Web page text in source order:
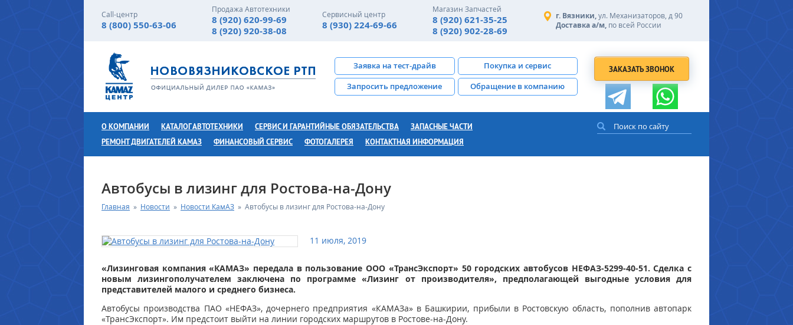
Call-центр
8 (800) 550-63-06
Продажа Автотехники
8 (920) 620-99-69
8 (920) 920-38-08
Сервисный центр
8 (930) 224-69-66
Магазин Запчастей
8 (920) 621-35-25
8 (920) 902-28-69
г. Вязники,ул. Механизаторов, д 90
Доставка а/м, по всей России
ЗАКАЗАТЬ ЗВОНОК
Заявка на тест-драйв
Покупка и сервис
Запросить предложение
Обращение в компанию
О КОМПАНИИ КАТАЛОГ АВТОТЕХНИКИ СЕРВИС И ГАРАНТИЙНЫЕ ОБЯЗАТЕЛЬСТВА
ЗАПАСНЫЕ ЧАСТИ
РЕМОНТ ДВИГАТЕЛЕЙ КАМАЗ
ФИНАНСОВЫЙ СЕРВИС ФОТОГАЛЕРЕЯ КОНТАКТНАЯ ИНФОРМАЦИЯ
Автобусы в лизинг для Ростова-на-Дону
Главная » Новости » Новости КамАЗ » Автобусы в лизинг для Ростова-на-Дону
11 июля, 2019
«Лизинговая компания «КАМАЗ» передала в пользованиеООО «ТрансЭкспорт» 50 городских автобусов НЕФАЗ-5299-40-51. Сделка с
новым лизингополучателем заключена по программе«Лизинг от производителя», предполагающей выгодные условия для
представителей малого и среднего бизнеса.
Автобусы производства ПАО «НЕФАЗ», дочернего предприятия «КАМАЗа» в Башкирии, прибыли в Ростовскую область, пополнив автопарк
«ТрансЭкспорт». Им предстоит выйти на линии городских маршрутов в Ростове-на-Дону.